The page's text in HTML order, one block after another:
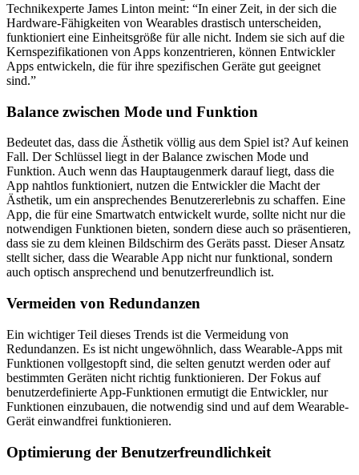
Technikexperte James Linton meint: “In einer Zeit, in der sich die
Hardware-Fähigkeiten von Wearables drastisch unterscheiden,
funktioniert eine Einheitsgröße für alle nicht. Indem sie sich auf die
Kernspezifikationen von Apps konzentrieren, können Entwickler
Apps entwickeln, die für ihre spezifischen Geräte gut geeignet
sind.”
Balance zwischen Mode und Funktion
Bedeutet das, dass die Ästhetik völlig aus dem Spiel ist? Auf keinen
Fall. Der Schlüssel liegt in der Balance zwischen Mode und
Funktion. Auch wenn das Hauptaugenmerk darauf liegt, dass die
App nahtlos funktioniert, nutzen die Entwickler die Macht der
Ästhetik, um ein ansprechendes Benutzererlebnis zu schaffen. Eine
App, die für eine Smartwatch entwickelt wurde, sollte nicht nur die
notwendigen Funktionen bieten, sondern diese auch so präsentieren,
dass sie zu dem kleinen Bildschirm des Geräts passt. Dieser Ansatz
stellt sicher, dass die Wearable App nicht nur funktional, sondern
auch optisch ansprechend und benutzerfreundlich ist.
Vermeiden von Redundanzen
Ein wichtiger Teil dieses Trends ist die Vermeidung von
Redundanzen. Es ist nicht ungewöhnlich, dass Wearable-Apps mit
Funktionen vollgestopft sind, die selten genutzt werden oder auf
bestimmten Geräten nicht richtig funktionieren. Der Fokus auf
benutzerdefinierte App-Funktionen ermutigt die Entwickler, nur
Funktionen einzubauen, die notwendig sind und auf dem Wearable-
Gerät einwandfrei funktionieren.
Optimierung der Benutzerfreundlichkeit